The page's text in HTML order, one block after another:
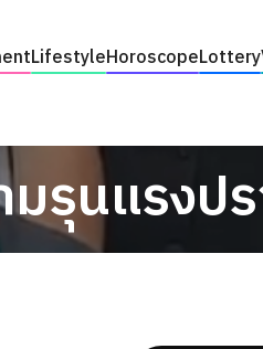
LifestyleHoroscopeLottery
มรุนแรงป